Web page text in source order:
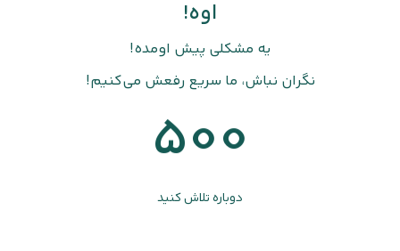
اوه!
یه مشکلی پیش اومده!
نگران نباش، ما سریع رفعش می‌کنیم!
500
دوباره تلاش کنید